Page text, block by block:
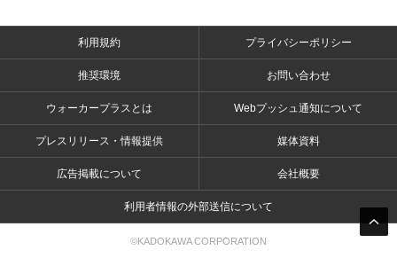
利用規約 プライバシーポリシー
推奨環境 お問い合わせ
ウォーカープラスとは Webプッシュ通知について
プレスリリース・情報提供 媒体資料
広告掲載について 会社概要
利用者情報の外部送信について
©KADOKAWA CORPORATION